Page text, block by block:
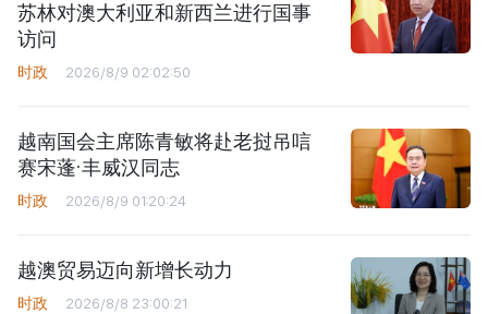
苏林对澳大利亚和新西兰进行国事
访问
时政 2026/8/9 02:02:50
越南国会主席陈青敏将赴老挝吊唁
赛宋蓬·丰威汉同志
时政 2026/8/9 01:20:24
越澳贸易迈向新增长动力
时政 2026/8/8 23:00:21